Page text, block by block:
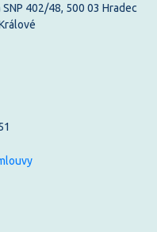
SNP 402/48, 500 03 Hradec